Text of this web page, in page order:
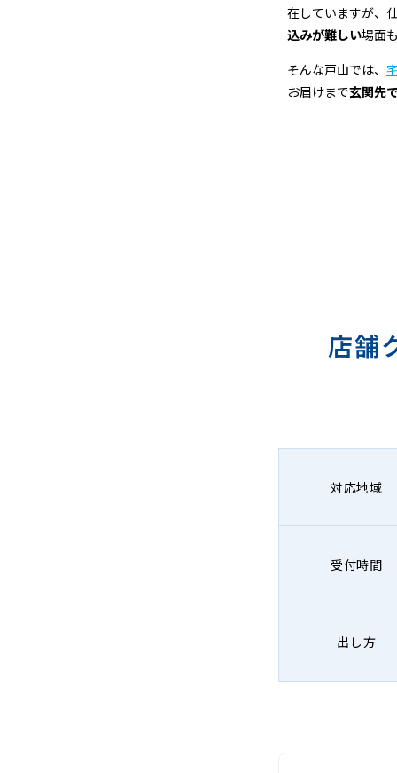
在していますが、
込みが難しい場面
そんな戸山では、
お届けまで玄関先
店舗
対応地域
受付時間
出し方